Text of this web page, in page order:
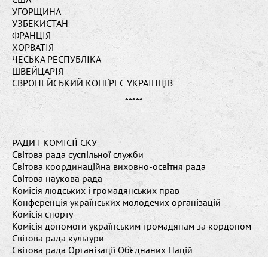
УГОРЩИНА
УЗБЕКИСТАН
ФРАНЦІЯ
ХОРВАТІЯ
ЧЕСЬКА РЕСПУБЛІКА
ШВЕЙЦАРІЯ
ЄВРОПЕЙСЬКИЙ КОНҐРЕС УКРАЇНЦІВ
*****
РАДИ І КОМІСІЇ СКУ
Світова рада суспільної служби
Світова координаційна виховно-освітня рада
Світова наукова рада
Комісія людських і громадянських прав
Конференція українських молодечих організацій
Комісія спорту
Комісія допомоги українським громадянам за кордоном
Світова рада культури
Світова рада Організації Об’єднаних Націй